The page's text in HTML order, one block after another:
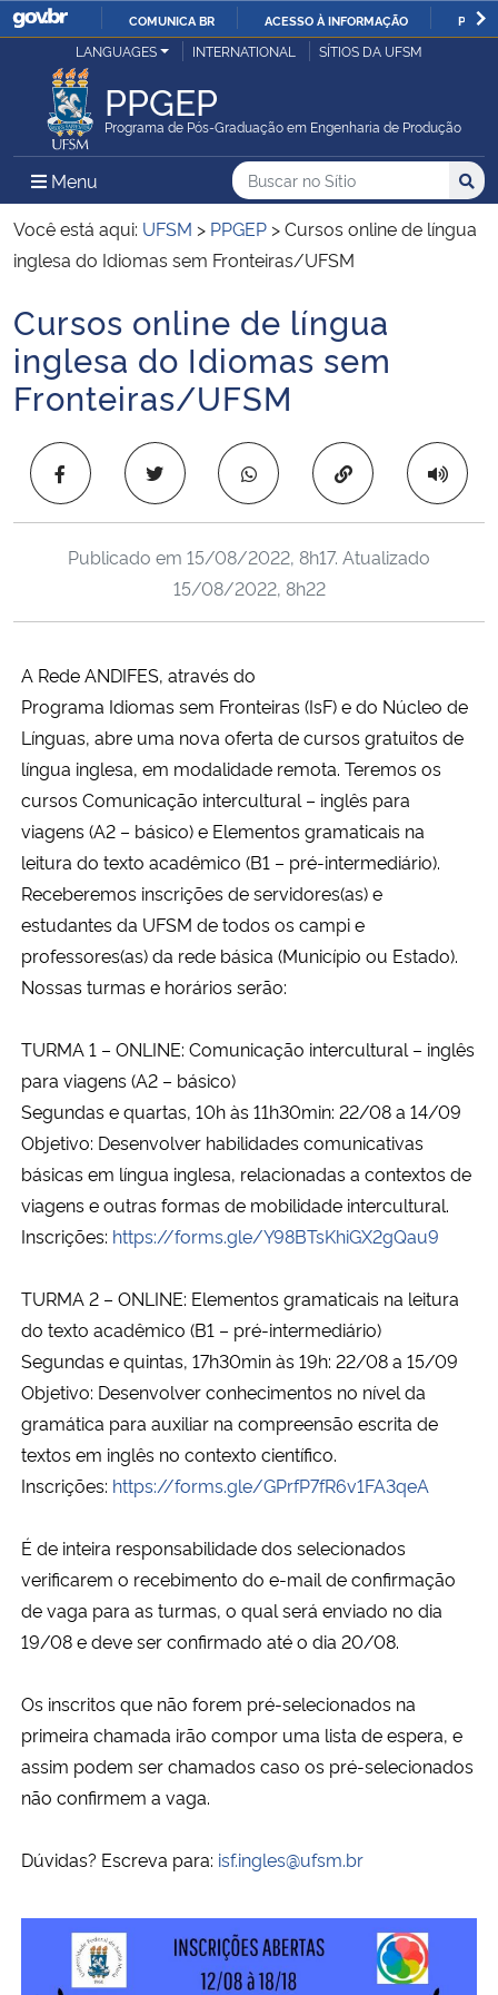
IR
COMUNICA BR ACESSO À INFORMAÇÃO
Ministério da Justiça e Segurança Pública
Ministério da Defesa
Ministério das Relações Exteriores
Ministério da Infraestrutura
Ministério da Agricultura, Pecuária e Abastecimento
Ministério da Educação
Ministério do Meio Ambiente
Ministério do Turismo
Ministério do Desenvolvimento Regional
Controladoria-Geral da União
Ministério da Mulher, da Família e dos Direitos Humanos
Secretaria-Geral
Secretaria de Governo
Gabinete de Segurança Institucional
Planalto
LANGUAGES INTERNATIONAL SÍTIOS DA UFSM
PPGEP
Programa de Pós-Graduação em Engenharia de Produção
Menu Menu Principal do Sítio
Busca
Buscar no no Sítio
Busca:
Você está aqui: UFSM > PPGEP >Cursos online de língua
inglesa do Idiomas sem Fronteiras/UFSM
Início do conteúdo
Cursos online de língua
inglesa do Idiomas sem
Fronteiras/UFSM
Copiar para área
Publicado em 15/08/2022, 8h17. Atualizado
15/08/2022, 8h22
A Rede ANDIFES, através do
Programa Idiomas sem Fronteiras (IsF) e do Núcleo de
Línguas, abre uma nova oferta de cursos gratuitos de
língua inglesa, em modalidade remota. Teremos os
cursos Comunicação intercultural – inglês para
viagens (A2 – básico) e Elementos gramaticais na
leitura do texto acadêmico (B1 – pré-intermediário).
Receberemos inscrições de servidores(as) e
estudantes da UFSM de todos os campi e
professores(as) da rede básica (Município ou Estado).
Nossas turmas e horários serão:
TURMA 1 – ONLINE: Comunicação intercultural – inglês
para viagens (A2 – básico)
Segundas e quartas, 10h às 11h30min: 22/08 a 14/09
Objetivo: Desenvolver habilidades comunicativas
básicas em língua inglesa, relacionadas a contextos de
viagens e outras formas de mobilidade intercultural.
Inscrições: https://forms.gle/Y98BTsKhiGX2gQau9
TURMA 2 – ONLINE: Elementos gramaticais na leitura
do texto acadêmico (B1 – pré-intermediário)
Segundas e quintas, 17h30min às 19h: 22/08 a 15/09
Objetivo: Desenvolver conhecimentos no nível da
gramática para auxiliar na compreensão escrita de
textos em inglês no contexto científico.
Inscrições: https://forms.gle/GPrfP7fR6v1FA3qeA
É de inteira responsabilidade dos selecionados
verificarem o recebimento do e-mail de confirmação
de vaga para as turmas, o qual será enviado no dia
19/08 e deve ser confirmado até o dia 20/08.
Os inscritos que não forem pré-selecionados na
primeira chamada irão compor uma lista de espera, e
assim podem ser chamados caso os pré-selecionados
não confirmem a vaga.
Dúvidas? Escreva para: isf.ingles@ufsm.br